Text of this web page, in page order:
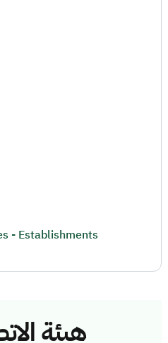
هيئة
- Establishments